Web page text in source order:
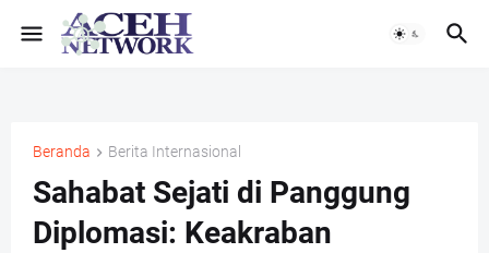
Beranda Berita Internasional
Sahabat Sejati di Panggung
Diplomasi: Keakraban